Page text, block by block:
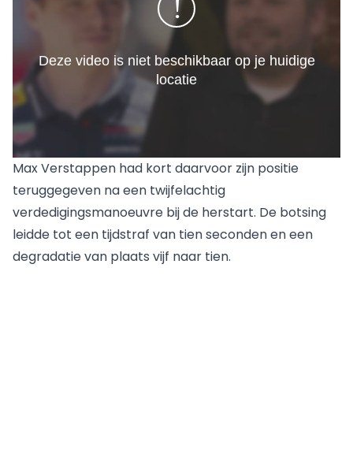
Max Verstappen had kort daarvoor zijn positie
teruggegeven na een twijfelachtig
verdedigingsmanoeuvre bij de herstart. De botsing
leidde tot een tijdstraf van tien seconden en een
degradatie van plaats vijf naar tien.